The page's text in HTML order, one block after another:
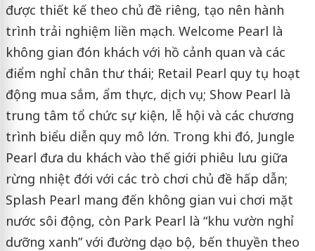
được thiết kế theo chủ đề riêng, tạo nên hành
trình trải nghiệm liền mạch. Welcome Pearl là
không gian đón khách với hồ cảnh quan và các
điểm nghỉ chân thư thái; Retail Pearl quy tụ hoạt
động mua sắm, ẩm thực, dịch vụ; Show Pearl là
trung tâm tổ chức sự kiện, lễ hội và các chương
trình biểu diễn quy mô lớn. Trong khi đó, Jungle
Pearl đưa du khách vào thế giới phiêu lưu giữa
rừng nhiệt đới với các trò chơi chủ đề hấp dẫn;
Splash Pearl mang đến không gian vui chơi mặt
nước sôi động, còn Park Pearl là “khu vườn nghỉ
dưỡng xanh” với đường dạo bộ, bến thuyền theo